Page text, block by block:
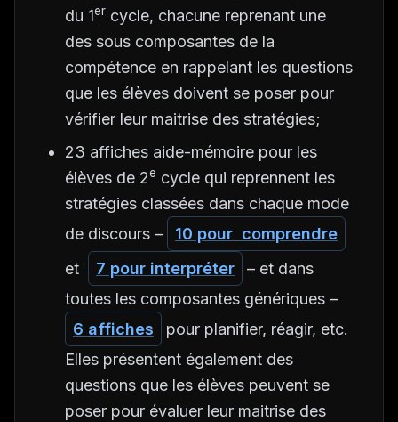
du 1er cycle, chacune reprenant une
des sous composantes de la
compétence en rappelant les questions
que les élèves doivent se poser pour
vérifier leur maitrise des stratégies;
23 affiches aide-mémoire pour les
élèves de 2e cycle qui reprennent les
stratégies classées dans chaque mode
de discours –
10 pour comprendre
et
7 pour interpréter
– et dans
toutes les composantes génériques –
6 affiches
pour planifier, réagir, etc.
Elles présentent également des
questions que les élèves peuvent se
poser pour évaluer leur maitrise des